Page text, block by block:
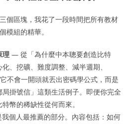
個區塊，我花了一段時間把所有教材
模組的精華。
理 — 從「為什麼中本聰要創造比特
、挖礦、難度調整、減半週期、
不會一開頭就丟出密碼學公式，而是
掛號信」這類生活例子。即便你完全
幣的稀缺性從何而來。
個人最推薦的部分。內容包括：如何